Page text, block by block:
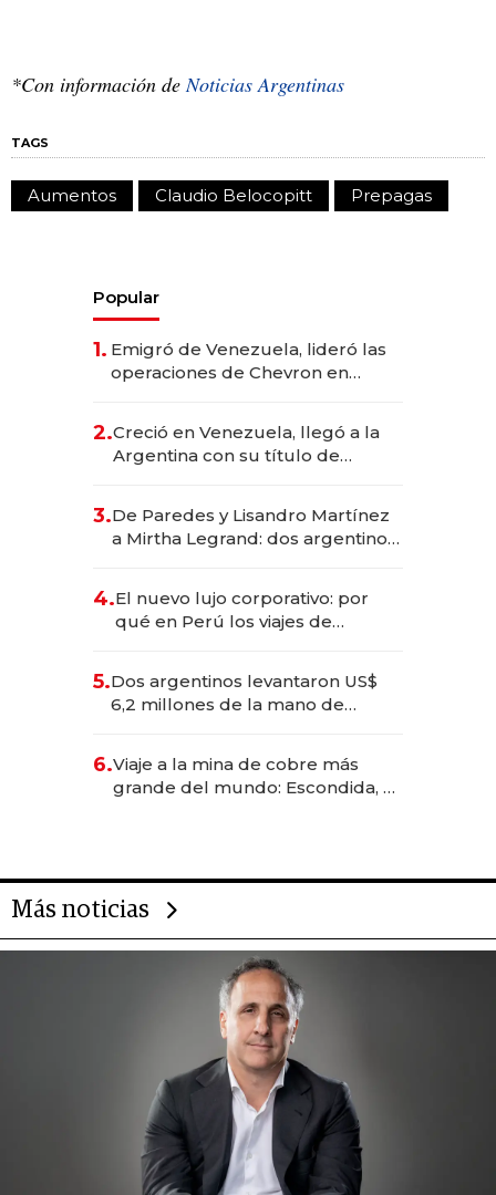
*Con información de Noticias Argentinas
TAGS
Aumentos Claudio Belocopitt Prepagas
Popular
1. Emigró de Venezuela, lideró las
operaciones de Chevron en
2.Creció en Venezuela, llegó a la
Argentina con su título de
las marcas "fast premium"
3.De Paredes y Lisandro Martínez
a Mirtha Legrand: dos argentinos
4.El nuevo lujo corporativo: por
qué en Perú los viajes de
transformadoras
5.Dos argentinos levantaron US$
6,2 millones de la mano de
6.Viaje a la mina de cobre más
grande del mundo: Escondida, el
Más noticias